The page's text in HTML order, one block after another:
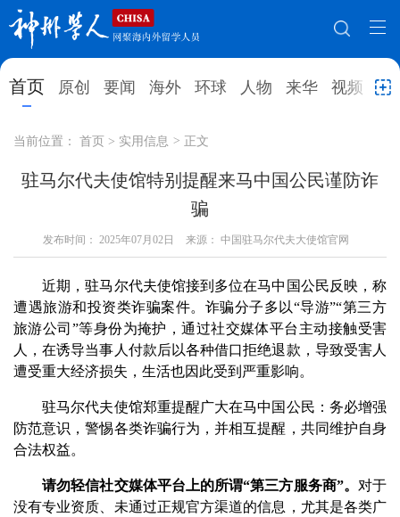
首页 原创 要闻 海外 环球 人物 来华 视频 教
网站地图
首页 原创
环球 人物 来华 视频
综合 深度 专题 实用信息
招聘信息 更多数据
当前位置： 首页 > 实用信息 > 正文
驻马尔代夫使馆特别提醒来马中国公民谨防诈
骗
发布时间： 2025年07月02日 来源： 中国驻马尔代夫大使馆官网
近期，驻马尔代夫使馆接到多位在马中国公民反映，称
遭遇旅游和投资类诈骗案件。诈骗分子多以“导游”“第三方
旅游公司”等身份为掩护，通过社交媒体平台主动接触受害
人，在诱导当事人付款后以各种借口拒绝退款，导致受害人
遭受重大经济损失，生活也因此受到严重影响。
驻马尔代夫使馆郑重提醒广大在马中国公民：务必增强
防范意识，警惕各类诈骗行为，并相互提醒，共同维护自身
合法权益。
请勿轻信社交媒体平台上的所谓“第三方服务商”。 对于
没有专业资质、未通过正规官方渠道的信息，尤其是各类广